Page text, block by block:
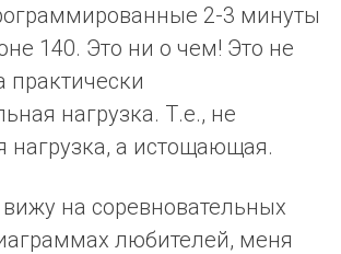
2-3 минуты
140. Это ни о чем! Это не
практически
нагрузка. Т.е., не
нагрузка, а истощающая.
вижу на соревновательных
любителей, меня